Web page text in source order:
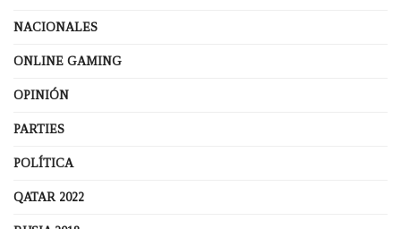
NACIONALES
ONLINE GAMING
OPINIÓN
PARTIES
POLÍTICA
QATAR 2022